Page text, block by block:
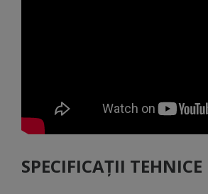
SPECIFICAȚII TEHNICE